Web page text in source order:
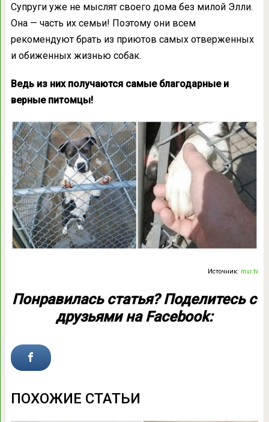
Супруги уже не мыслят своего дома без милой Элли.
Она — часть их семьи! Поэтому они всем
рекомендуют брать из приютов самых отверженных
и обиженных жизнью собак.
Ведь из них получаются самые благодарные и
верные питомцы!
Источник: mur.tv
Понравилась статья? Поделитесь с
друзьями на Facebook:
ПОХОЖИЕ СТАТЬИ